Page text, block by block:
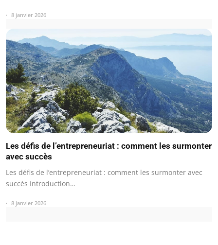
8 janvier 2026
Les défis de l’entrepreneuriat : comment les surmonter
avec succès
Les défis de l’entrepreneuriat : comment les surmonter avec
succès Introduction…
8 janvier 2026